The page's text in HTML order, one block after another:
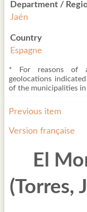
Previous item
Version française
El
(Torres,
Department /
Jaén
Country
Espagne
* For reasons of
geolocations
of the municipalities